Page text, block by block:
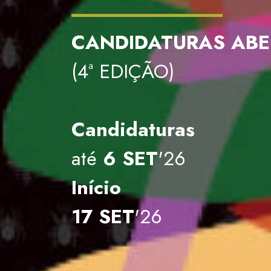
CANDIDATURAS
(4ª EDIÇÃO)
Candidaturas
até 6 SET'26
Início
17 SET'26